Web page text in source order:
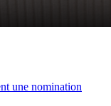
une nomination